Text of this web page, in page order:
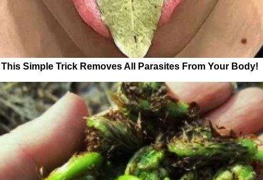
This Simple Trick Removes All Parasites From Your Body!